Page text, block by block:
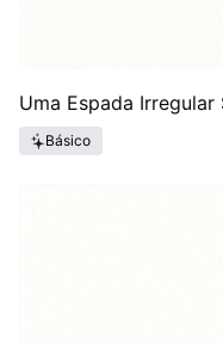
Uma Espada
Básico